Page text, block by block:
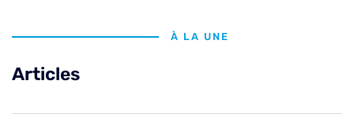
À LA UNE
Articles